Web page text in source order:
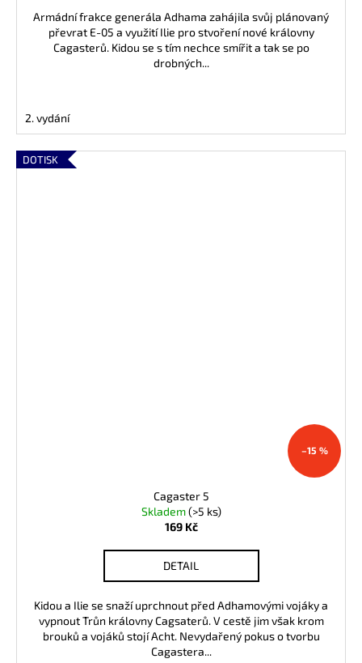
Armádní frakce generála Adhama zahájila svůj plánovaný
převrat E-05 a využití Ilie pro stvoření nové královny
Cagasterů. Kidou se s tím nechce smířit a tak se po
drobných...
2. vydání
DOTISK
–15 %
Cagaster 5
Skladem(>5 ks)
169 Kč
DETAIL
Kidou a Ilie se snaží uprchnout před Adhamovými vojáky a
vypnout Trůn královny Cagsaterů. V cestě jim však krom
brouků a vojáků stojí Acht. Nevydařený pokus o tvorbu
Cagastera...